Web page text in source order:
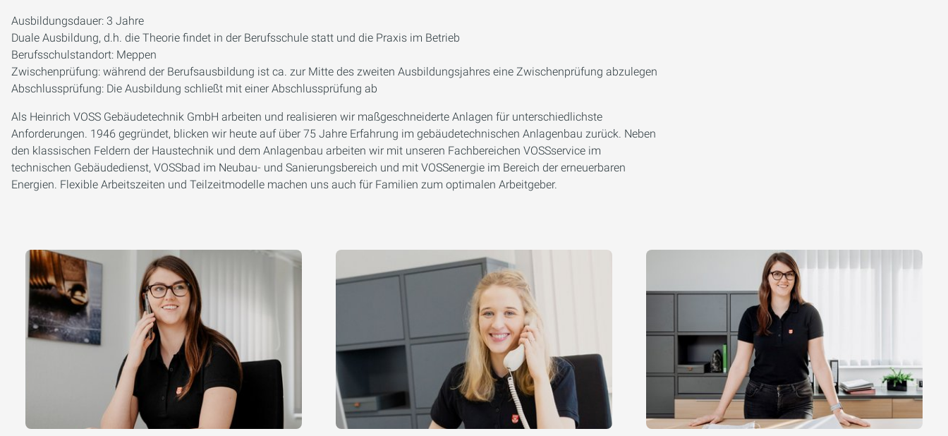
Ausbildungsdauer: 3 Jahre
Duale Ausbildung, d.h. die Theorie findet in der Berufsschule statt und die Praxis im Betrieb
Berufsschulstandort: Meppen
Zwischenprüfung: während der Berufsausbildung ist ca. zur Mitte des zweiten Ausbildungsjahres eine Zwischenprüfung abzulegen
Abschlussprüfung: Die Ausbildung schließt mit einer Abschlussprüfung ab
Als Heinrich VOSS Gebäudetechnik GmbH arbeiten und realisieren wir maßgeschneiderte Anlagen für unterschiedlichste
Anforderungen. 1946 gegründet, blicken wir heute auf über 75 Jahre Erfahrung im gebäudetechnischen Anlagenbau zurück. Neben
den klassischen Feldern der Haustechnik und dem Anlagenbau arbeiten wir mit unseren Fachbereichen VOSSservice im
technischen Gebäudedienst, VOSSbad im Neubau- und Sanierungsbereich und mit VOSSenergie im Bereich der erneuerbaren
Energien. Flexible Arbeitszeiten und Teilzeitmodelle machen uns auch für Familien zum optimalen Arbeitgeber.